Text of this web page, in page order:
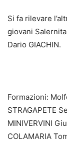
Si fa rilevare
giovani
Dario GIACHIN.
Formazioni:
STRAGAPETE
MINIVERVINI
COLAMARIA